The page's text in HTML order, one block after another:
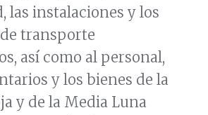
las instalaciones y los
transporte
así como al personal,
y los bienes de la
y de la Media Luna